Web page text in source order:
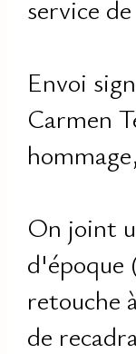
service
Envoi
Carmen
On joint
d'époque
retouche
de